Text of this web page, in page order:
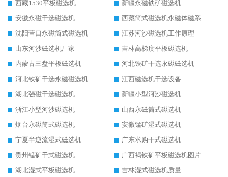
西藏1530平板磁选机
新疆永磁铁矿磁选机
安徽永磁干选磁选机
西藏筒式磁选机永磁体磁系设计
沈阳营口永磁筒式磁选机
江苏河沙磁选机工作原理
山东河沙磁选机厂家
吉林高梯度平板磁选机
内蒙古三盘平板磁选机
河北铁矿干选永磁磁选机
河北铁矿干选永磁磁选机
江西磁选机干选设备
湖北强磁干选磁选机
新疆小型河沙磁选机
浙江小型河沙磁选机
山西永磁筒式磁选机
烟台永磁筒式磁选机
安徽锰矿湿式磁选机
宁夏半逆流湿式磁选机
广东求购干式磁选机
贵州锰矿干式磁选机
广西褐铁矿平板磁选机图片
湖北湿式平板磁选机
吉林湿式磁选机质量